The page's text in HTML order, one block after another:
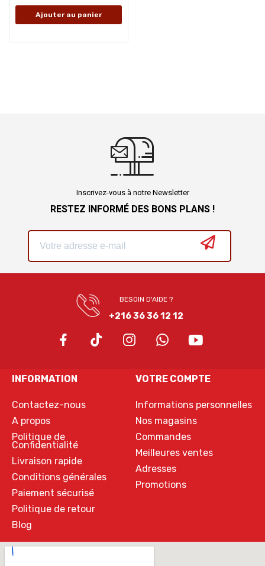
Ajouter au panier
Inscrivez-vous à notre Newsletter
RESTEZ INFORMÉ DES BONS PLANS !
BESOIN D'AIDE ?
+216 36 36 12 12
INFORMATION
Contactez-nous
A propos
Politique de
Confidentialité
Livraison rapide
Conditions générales
Paiement sécurisé
Politique de retour
Blog
VOTRE COMPTE
Informations personnelles
Nos magasins
Commandes
Meilleures ventes
Adresses
Promotions